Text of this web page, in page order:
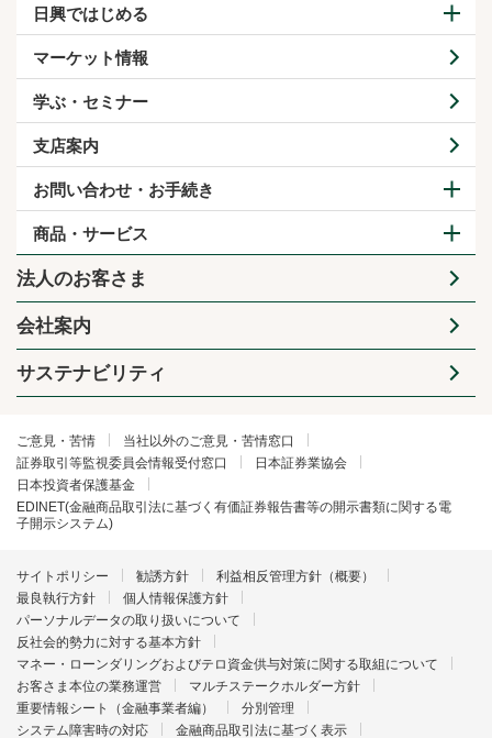
日興ではじめる
マーケット情報
学ぶ・セミナー
支店案内
お問い合わせ・お手続き
商品・サービス
法人のお客さま
会社案内
サステナビリティ
ご意見・苦情
当社以外のご意見・苦情窓口
証券取引等監視委員会情報受付窓口
日本証券業協会
日本投資者保護基金
EDINET(金融商品取引法に基づく有価証券報告書等の開示書類に関する電
子開示システム)
サイトポリシー 勧誘方針
利益相反管理方針（概要）
最良執行方針
個人情報保護方針
パーソナルデータの取り扱いについて
反社会的勢力に対する基本方針
マネー・ローンダリングおよびテロ資金供与対策に関する取組について
お客さま本位の業務運営
マルチステークホルダー方針
重要情報シート（金融事業者編）
分別管理
システム障害時の対応
金融商品取引法に基づく表示